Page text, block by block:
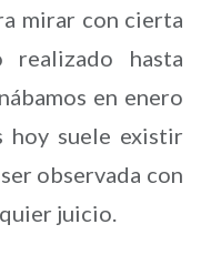
mirar con cierta
realizado hasta
en enero
hoy suele existir
observada con
juicio.